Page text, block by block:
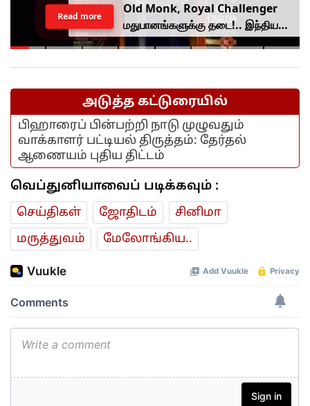
Old Monk, Royal Challenger
மதுபானங்களுக்கு தடை!.. இந்திய
உணவு பாதுகாப்பு ஆணையம் அதிரடி.
Read more
அடுத்த கட்டுரையில்
பிஹாரைப் பின்பற்றி நாடு முழுவதும்
வாக்காளர் பட்டியல் திருத்தம்: தேர்தல்
ஆணையம் புதிய திட்டம்
வெப்துனியாவைப் படிக்கவும் :
செய்திகள் ஜோ‌திட‌ம்
சினிமா
மரு‌த்துவ‌ம்
மேலோங்கிய..